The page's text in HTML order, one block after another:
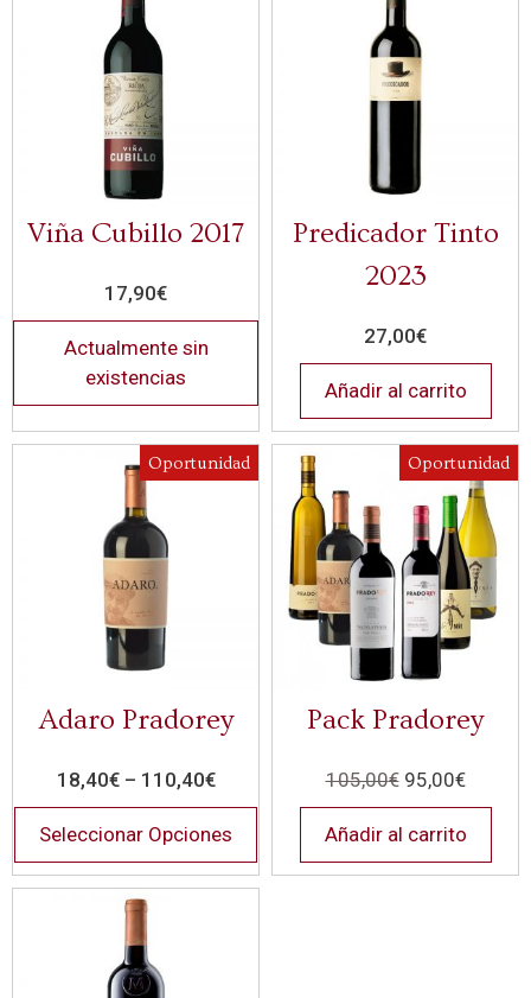
Viña Cubillo 2017
17,90€
Actualmente sin
existencias
Predicador Tinto
2023
27,00€
Añadir al carrito
Oportunidad
Adaro Pradorey
18,40€– 110,40€
Seleccionar Opciones
Oportunidad
Pack Pradorey
105,00€ 95,00€
Añadir al carrito